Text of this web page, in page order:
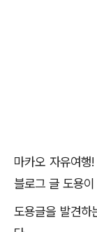
마카오 자유여행
블로그 글 도용이
도용글을 발견하